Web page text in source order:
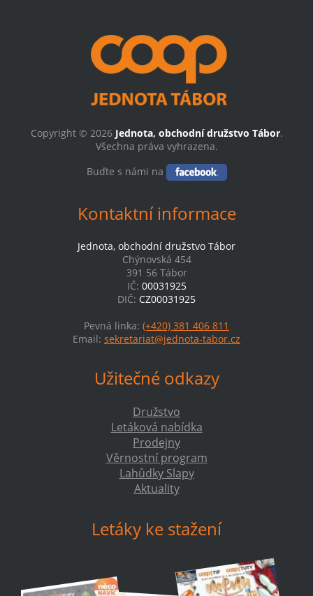
Copyright © 2026 Jednota, obchodní družstvo Tábor.
Všechna práva vyhrazena.
Buďte s námi na
Kontaktní informace
Jednota, obchodní družstvo Tábor
Chýnovská 454
391 56 Tábor
IČ: 00031925
DIČ: CZ00031925
Pevná linka: (+420) 381 406 811
Email: sekretariat@jednota-tabor.cz
Užitečné odkazy
Družstvo
Letáková nabídka
Prodejny
Věrnostní program
Lahůdky Slapy
Aktuality
Letáky ke stažení